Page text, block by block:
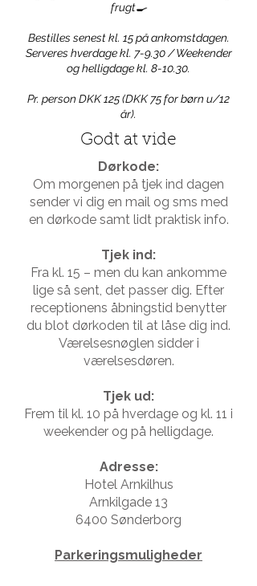
frugt🍳
Bestilles senest kl. 15 på ankomstdagen.
Serveres hverdage kl. 7-9.30 / Weekender
og helligdage kl. 8-10.30.
Pr. person DKK 125 (DKK 75 for børn u/12
år).
Godt at vide
Dørkode:
Om morgenen på tjek ind dagen
sender vi dig en mail og sms med
en dørkode samt lidt praktisk info.
Tjek ind:
Fra kl. 15 – men du kan ankomme
lige så sent, det passer dig. Efter
receptionens åbningstid benytter
du blot dørkoden til at låse dig ind.
Værelsesnøglen sidder i
værelsesdøren.​
​Tjek ud:
Frem til kl. 10 på hverdage og kl. 11 i
weekender og på helligdage.​
Adresse:
Hotel Arnkilhus
Arnkilgade 13
6400 Sønderborg
Parkeringsmuligheder